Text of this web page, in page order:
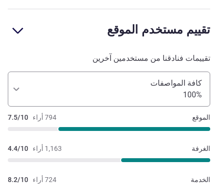
تقييم مستخدم الموقع
تقييمات فنادقنا من مستخدمين آخرين
كافة المواصفات
100%
794 أراء 7.5/10 الموقع
1,163 أراء 4.4/10 الغرفة
724 أراء 8.2/10 الخدمة